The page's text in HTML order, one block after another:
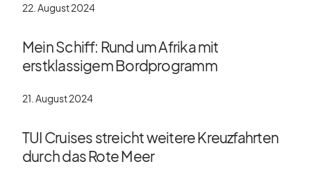
22. August 2024
Mein Schiff: Rund um Afrika mit
erstklassigem Bordprogramm
21. August 2024
TUI Cruises streicht weitere Kreuzfahrten
durch das Rote Meer